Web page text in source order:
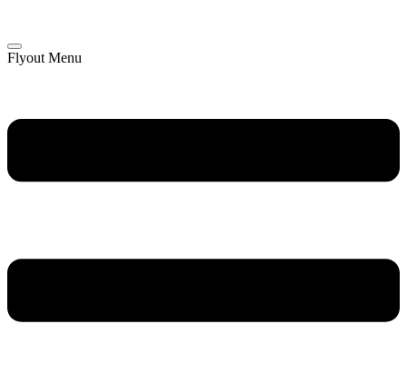
Flyout Menu